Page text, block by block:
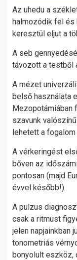
Az uhedu a
halmozódik fel és
keresztül eljut a
A seb
távozott a testből
A mézet
belső használata
Mezopotámiában
szavunk
lehetett a
A vérkeringést
bőven az
pontosan (majd
évvel később!).
A pulzus
csak a ritmust
jelen napjainkban
tonometriás
bonyolult eszköz,